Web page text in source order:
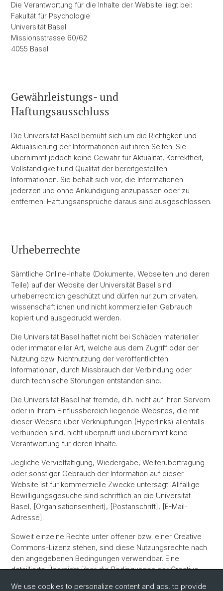
Die Verantwortung für die Inhalte der Website liegt bei:
Fakultät für Psychologie
Universität Basel
Missionsstrasse 60/62
4055 Basel
Gewährleistungs- und
Haftungsausschluss
Die Universität Basel bemüht sich um die Richtigkeit und
Aktualisierung der Informationen auf ihren Seiten. Sie
übernimmt jedoch keine Gewähr für Aktualität, Korrektheit,
Vollständigkeit und Qualität der bereitgestellten
Informationen. Sie behält sich vor, die Informationen
jederzeit und ohne Ankündigung anzupassen oder zu
entfernen. Haftungsansprüche daraus sind ausgeschlossen.
Urheberrechte
Sämtliche Online-Inhalte (Dokumente, Webseiten und deren
Teile) auf der Website der Universität Basel sind
urheberrechtlich geschützt und dürfen nur zum privaten,
wissenschaftlichen und nicht kommerziellen Gebrauch
kopiert und ausgedruckt werden.
Die Universität Basel haftet nicht bei Schäden materieller
oder immaterieller Art, welche aus dem Zugriff oder der
Nutzung bzw. Nichtnutzung der veröffentlichten
Informationen, durch Missbrauch der Verbindung oder
durch technische Störungen entstanden sind.
Die Universität Basel hat fremde, d.h. nicht auf ihren Servern
oder in ihrem Einflussbereich liegende Websites, die mit
dieser Website über Verknüpfungen (Hyperlinks) allenfalls
verbunden sind, nicht überprüft und übernimmt keine
Verantwortung für deren Inhalte.
Jegliche Vervielfältigung, Wiedergabe, Weiterübertragung
oder sonstiger Gebrauch der Information auf dieser
Website ist für kommerzielle Zwecke untersagt. Allfällige
Bewilligungsgesuche sind schriftlich an die Universität
Basel, [Organisationseinheit], [Postanschrift], [E-Mail-
Adresse].
Soweit einzelne Rechte unter offener bzw. einer Creative
Commons-Lizenz stehen, sind diese Nutzungsrechte nach
den angegebenen Bedingungen verwendbar. Eine
detaillierte Übersicht über die Bedingungen der Creative
We use cookies to personalize content and ads, to provide